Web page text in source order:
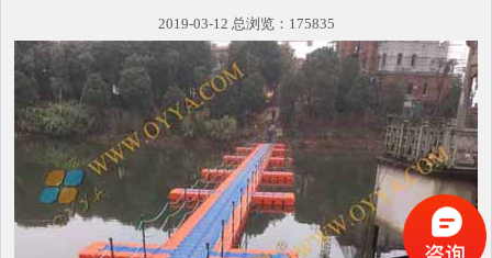
2019-03-12 总浏览：175835